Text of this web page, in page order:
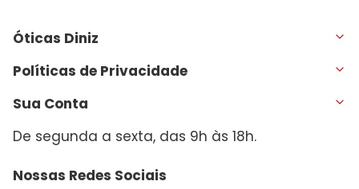
Óticas Diniz
Políticas de Privacidade
Sua Conta
De segunda a sexta, das 9h às 18h.
Nossas Redes Sociais